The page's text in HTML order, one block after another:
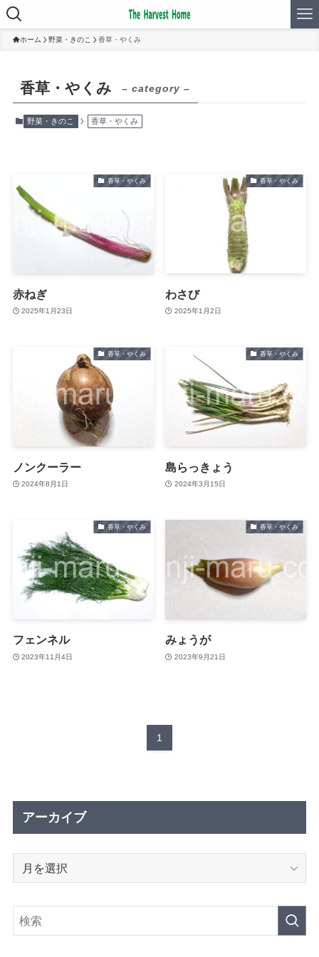
ホーム 野菜・きのこ 香草・やくみ
香草・やくみ – category –
野菜・きのこ 香草・やくみ
香草・やくみ
赤ねぎ
2025年1月23日
香草・やくみ
わさび
2025年1月2日
香草・やくみ
ノンクーラー
2024年8月1日
香草・やくみ
島らっきょう
2024年3月15日
香草・やくみ
フェンネル
2023年11月4日
香草・やくみ
みょうが
2023年9月21日
1
アーカイブ
イ